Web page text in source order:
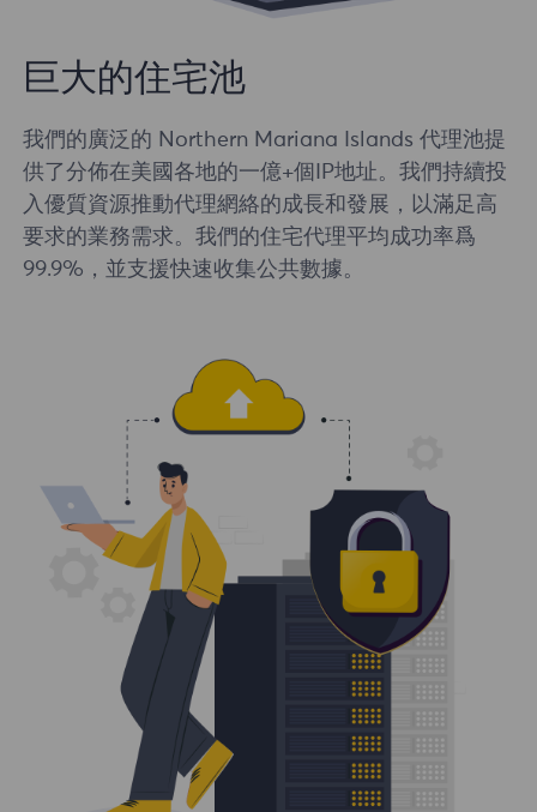
巨大的住宅池
我們的廣泛的 Northern Mariana Islands 代理池提
供了分佈在美國各地的一億+個IP地址。我們持續投
入優質資源推動代理網絡的成長和發展，以滿足高
要求的業務需求。我們的住宅代理平均成功率爲
99.9%，並支援快速收集公共數據。